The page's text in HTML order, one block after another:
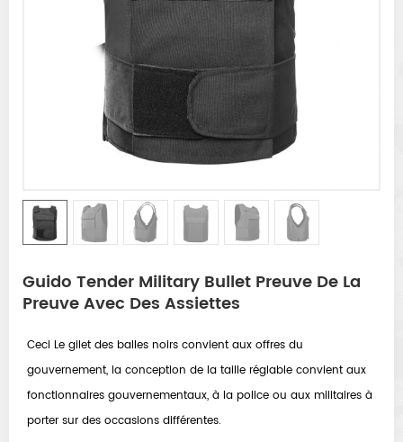
Guido Tender Military Bullet Preuve De La
Preuve Avec Des Assiettes
Ceci Le gilet des balles noirs convient aux offres du
gouvernement, la conception de la taille réglable convient aux
fonctionnaires gouvernementaux, à la police ou aux militaires à
porter sur des occasions différentes.